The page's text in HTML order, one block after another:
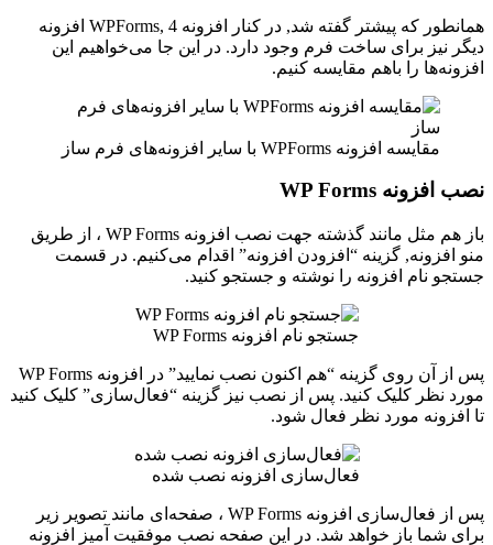
همانطور که پیشتر گفته شد, در کنار افزونه WPForms, 4 افزونه
دیگر نیز برای ساخت فرم وجود دارد. در این جا می‌خواهیم این
افزونه‌ها را باهم مقایسه کنیم.
مقایسه افزونه WPForms با سایر افزونه‌های فرم ساز
نصب افزونه WP Forms
باز هم مثل مانند گذشته جهت نصب افزونه WP Forms ، از طریق
منو افزونه, گزینه “افزودن افزونه” اقدام می‌کنیم. در قسمت
جستجو نام افزونه را نوشته و جستجو کنید.
جستجو نام افزونه WP Forms
پس از آن روی گزینه “هم اکنون نصب نمایید” در افزونه WP Forms
مورد نظر کلیک کنید. پس از نصب نیز گزینه “فعال‌سازی” کلیک کنید
تا افزونه مورد نظر فعال شود.
فعال‌سازی افزونه نصب شده
پس از فعال‌سازی افزونه WP Forms ، صفحه‌ای مانند تصویر زیر
برای شما باز خواهد شد. در این صفحه نصب موفقیت آمیز افزونه